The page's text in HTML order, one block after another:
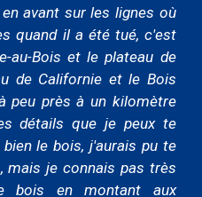
avant sur les lignes où
quand il a été tué, c'est
au-Bois et le plateau de
de Californie et le Bois
peu près à un kilomètre
détails que je peux te
le bois, j'aurais pu te
mais je connais pas très
bois en montant aux